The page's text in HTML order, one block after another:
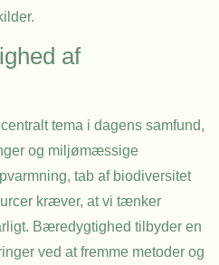
af
tema i dagens samfund,
og miljømæssige
tab af biodiversitet
kræver, at vi tænker
Bæredygtighed tilbyder en
ved at fremme metoder og